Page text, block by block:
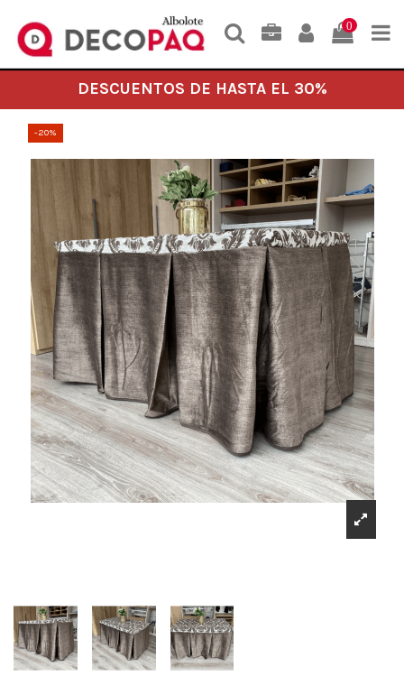
0
DESCUENTOS DE HASTA EL 30%
-20%